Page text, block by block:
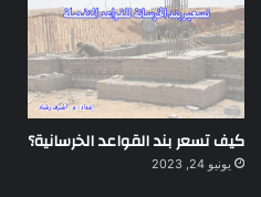
كيف تسعر بند القواعد الخرسانية؟
يونيو 24, 2023